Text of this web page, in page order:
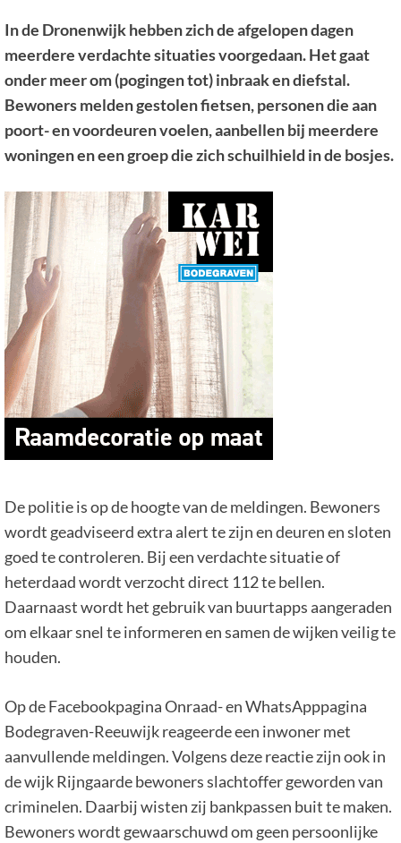
In de Dronenwijk hebben zich de afgelopen dagen
meerdere verdachte situaties voorgedaan. Het gaat
onder meer om (pogingen tot) inbraak en diefstal.
Bewoners melden gestolen fietsen, personen die aan
poort- en voordeuren voelen, aanbellen bij meerdere
woningen en een groep die zich schuilhield in de bosjes.
De politie is op de hoogte van de meldingen. Bewoners
wordt geadviseerd extra alert te zijn en deuren en sloten
goed te controleren. Bij een verdachte situatie of
heterdaad wordt verzocht direct 112 te bellen.
Daarnaast wordt het gebruik van buurtapps aangeraden
om elkaar snel te informeren en samen de wijken veilig te
houden.
Op de Facebookpagina Onraad- en WhatsApppagina
Bodegraven-Reeuwijk reageerde een inwoner met
aanvullende meldingen. Volgens deze reactie zijn ook in
de wijk Rijngaarde bewoners slachtoffer geworden van
criminelen. Daarbij wisten zij bankpassen buit te maken.
Bewoners wordt gewaarschuwd om geen persoonlijke